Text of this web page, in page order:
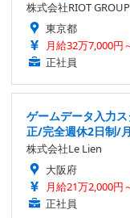
株式会社RIOT GROUP
東京都
月給32万7,000円
正社員
ゲームデータ入力
正/完全週休2日制/
株式会社Le Lien
大阪府
月給21万2,000円
正社員